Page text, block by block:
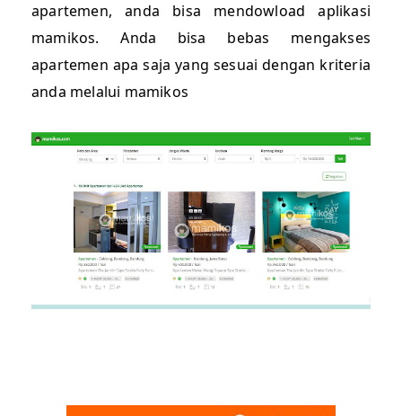
apartemen, anda bisa mendowload aplikasi
mamikos. Anda bisa bebas mengakses
apartemen apa saja yang sesuai dengan kriteria
anda melalui mamikos